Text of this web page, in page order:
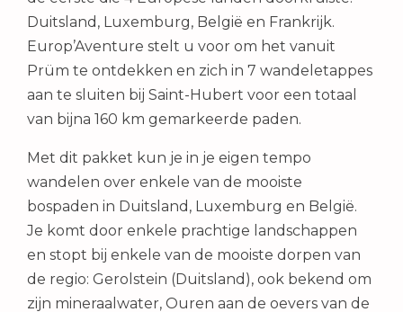
Duitsland, Luxemburg, België en Frankrijk.
Europ’Aventure stelt u voor om het vanuit
Prüm te ontdekken en zich in 7 wandeletappes
aan te sluiten bij Saint-Hubert voor een totaal
van bijna 160 km gemarkeerde paden.
Met dit pakket kun je in je eigen tempo
wandelen over enkele van de mooiste
bospaden in Duitsland, Luxemburg en België.
Je komt door enkele prachtige landschappen
en stopt bij enkele van de mooiste dorpen van
de regio: Gerolstein (Duitsland), ook bekend om
zijn mineraalwater, Ouren aan de oevers van de